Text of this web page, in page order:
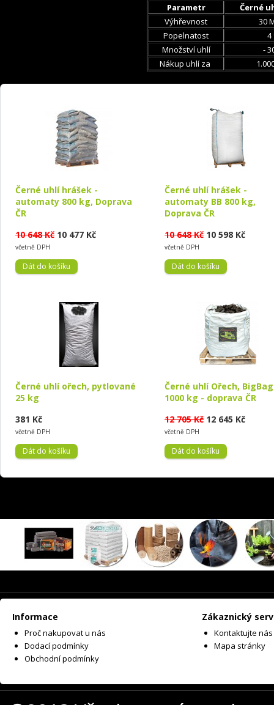
Parametr
Černé
Výhřevnost
30
Popelnatost
4
Množství uhlí
-
Nákup uhlí za
Černé uhlí hrášek -
automaty 800 kg, Doprava
ČR
10 648 Kč 10 477 Kč
včetně DPH
Černé uhlí hrášek -
automaty BB 800 kg,
Doprava ČR
10 648 Kč 10 598 Kč
včetně DPH
Černé uhlí ořech, pytlované
25 kg
381 Kč
včetně DPH
Černé uhlí Ořech, BigBag
1000 kg - doprava ČR
12 705 Kč 12 645 Kč
včetně DPH
Informace
Proč nakupovat u nás
Dodací podmínky
Obchodní podmínky
Zákaznický
Kontaktujte nás
Mapa stránky